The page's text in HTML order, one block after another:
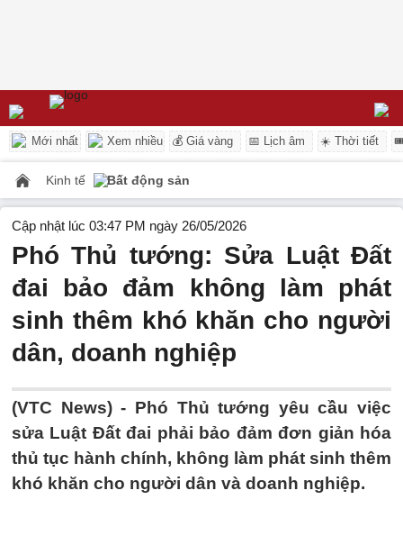
Mới nhất Xem nhiều 💰 Giá vàng 📅 Lịch âm ☀️ Thời tiết
Kinh tế Bất động sản
Cập nhật lúc 03:47 PM ngày 26/05/2026
Phó Thủ tướng: Sửa Luật Đất
đai bảo đảm không làm phát
sinh thêm khó khăn cho người
dân, doanh nghiệp
(VTC News) - Phó Thủ tướng yêu cầu việc
sửa Luật Đất đai phải bảo đảm đơn giản hóa
thủ tục hành chính, không làm phát sinh thêm
khó khăn cho người dân và doanh nghiệp.